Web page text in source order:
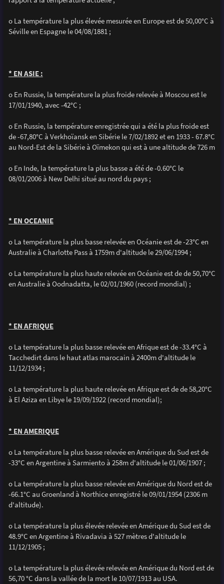
o La température la plus élevée mesurée en Europe est de 50,00°C à
Séville en Espagne le 04/08/1881 ;
* EN ASIE :
o En Russie, la température la plus froide relevée à Moscou est le
17/01/1940, avec -42°C ;
o En Russie, la température enregistrée qui a été la plus froide est
de -67,80°C à Verkhoïansk en Sibérie le 7/02/1892 et en 1933 - 67.8°C
au Nord-Est de la Sibérie à Oïmekon qui est à une altitude de 726 m
o En Inde, la température la plus basse a été de -0.60°C le
08/01/2006 à New Delhi situé au nord du pays ;
* EN OCEANIE
o La température la plus basse relevée en Océanie est de -23°C en
Australie à Charlotte Pass à 1759m d'altitude le 29/06/1994 ;
o La température la plus haute relevée en Océanie est de de 50,70°C
en Australie à Oodnadatta, le 02/01/1960 (record mondial) ;
* EN AFRIQUE
o La température la plus basse relevée en Afrique est de -33.4°C à
Tacchedirt dans le haut atlas marocain à 2400m d'altitude le
11/12/1934 ;
o La température la plus haute relevée en Afrique est de de 58,20°C
à El Aziza en Libye le 19/09/1922 (record mondial);
* EN AMERIQUE
o La température la plus basse relevée en Amérique du Sud est de
-33°C en Argentine à Sarmiento à 258m d'altitude le 01/06/1907 ;
o La température la plus basse relevée en Amérique du Nord est de
-66.1°C au Groenland à Northice enregistré le 09/01/1954 (2306 m
d'altitude).
o La température la plus élevée relevée en Amérique du Sud est de
48.9°C en Argentine à Rivadavia à 527 mètres d'altitude le
11/12/1905 ;
o La température la plus élevée relevée en Amérique du Nord est de
56,70 °C dans la vallée de la mort le 10/07/1913 au USA.